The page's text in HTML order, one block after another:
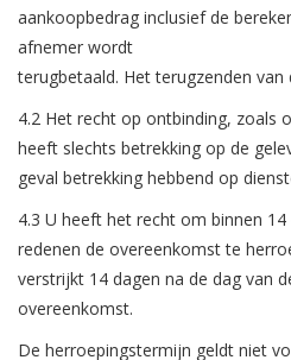
aankoopbedrag inclusief de
afnemer wordt
terugbetaald. Het terugzenden van
4.2 Het recht op ontbinding, zoals
heeft slechts betrekking op de
geval betrekking hebbend op
4.3 U heeft het recht om binnen
redenen de overeenkomst te
verstrijkt 14 dagen na de dag van
overeenkomst.
De herroepingstermijn geldt niet